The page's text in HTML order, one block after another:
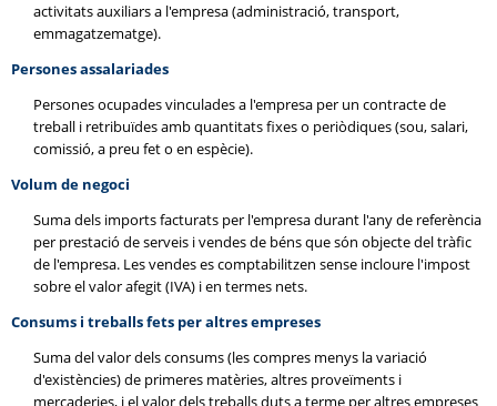
activitats auxiliars a l'empresa (administració, transport,
emmagatzematge).
Persones assalariades
Persones ocupades vinculades a l'empresa per un contracte de
treball i retribuïdes amb quantitats fixes o periòdiques (sou, salari,
comissió, a preu fet o en espècie).
Volum de negoci
Suma dels imports facturats per l'empresa durant l'any de referència
per prestació de serveis i vendes de béns que són objecte del tràfic
de l'empresa. Les vendes es comptabilitzen sense incloure l'impost
sobre el valor afegit (IVA) i en termes nets.
Consums i treballs fets per altres empreses
Suma del valor dels consums (les compres menys la variació
d'existències) de primeres matèries, altres proveïments i
mercaderies, i el valor dels treballs duts a terme per altres empreses